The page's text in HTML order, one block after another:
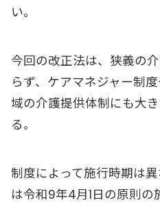
い。
今回の改正法は、狭義の
らず、ケアマネジャー制
域の介護提供体制にも大
る。
制度によって施行時期は
は令和9年4月1日の原則